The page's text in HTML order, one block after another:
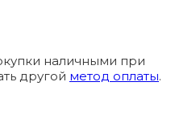
наличными при
другой метод оплаты.